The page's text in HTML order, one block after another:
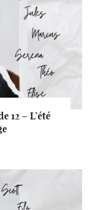
12 – L’été